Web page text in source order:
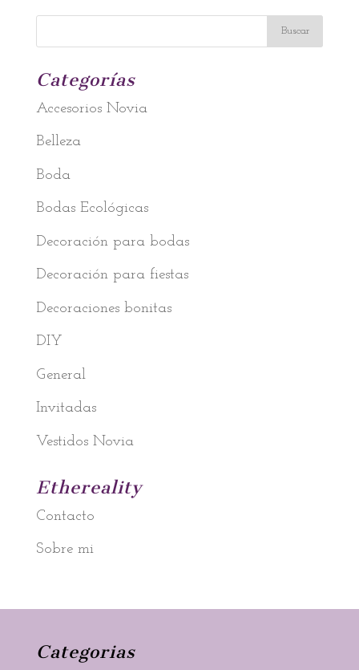
Categorías
Accesorios Novia
Belleza
Boda
Bodas Ecológicas
Decoración para bodas
Decoración para fiestas
Decoraciones bonitas
DIY
General
Invitadas
Vestidos Novia
Ethereality
Contacto
Sobre mi
Categorias